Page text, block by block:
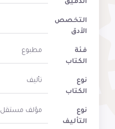
الدقيق
التخصص
الأدق
فئة
الكتاب
مطبوع
نوع
الكتاب
تأليف
نوع
التأليف
مؤلف مستقل